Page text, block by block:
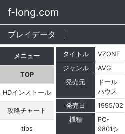
f-long.com
プレイデータ
メニュー
TOP
HDインストール
攻略チャート
tips
タイトル
VZONE
ジャンル
AVG
発売元
ドール
ハウス
発売日
1995/02
機種
PC-
9801シ